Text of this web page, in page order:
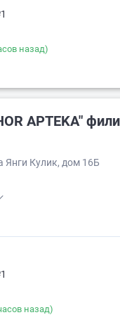
назад)
APTEKA"
Янги Кулик, дом 16Б
назад)